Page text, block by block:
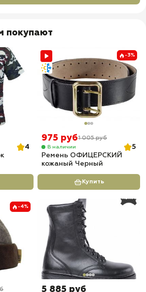
покупают
4
-3%
975 руб1 005 руб
В наличии
5
Ремень ОФИЦЕРСКИЙ
кожаный Черный
Купить
-4%
5 885 руб